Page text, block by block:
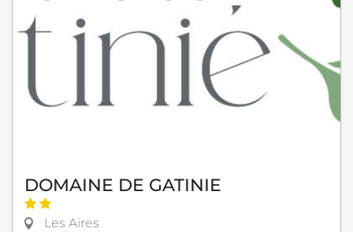
DOMAINE DE GATINIE
Les Aires